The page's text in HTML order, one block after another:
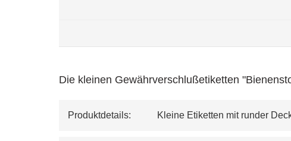
Die kleinen Gewährverschlußetiketten
Produktdetails:           Kleine Etiketten mit runder